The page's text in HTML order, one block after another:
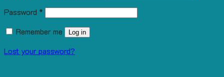
Password *
Remember me
Log in
Lost your password?